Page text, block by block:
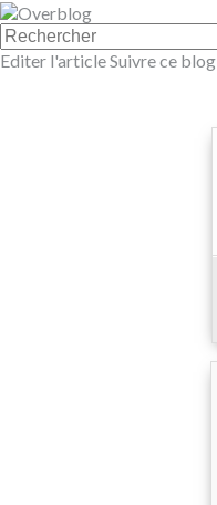
Editer l'articleSuivre ce blog